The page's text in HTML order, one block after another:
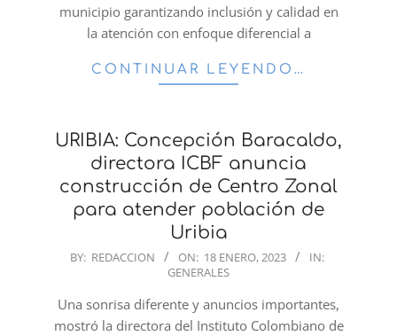
municipio garantizando inclusión y calidad en
la atención con enfoque diferencial a
CONTINUAR LEYENDO…
URIBIA: Concepción Baracaldo,
directora ICBF anuncia
construcción de Centro Zonal
para atender población de
Uribia
2023-
18
BY: REDACCION ON: 18 ENERO, 2023
IN:
GENERALES
Una sonrisa diferente y anuncios importantes,
mostró la directora del Instituto Colombiano de